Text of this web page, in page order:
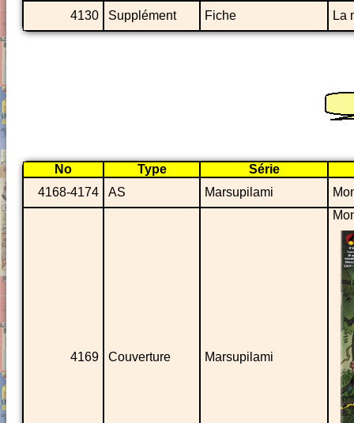
4130
Supplément Fiche La
No Type
Série
4168-4174
AS Marsupilami
4169 Couverture Marsupilami